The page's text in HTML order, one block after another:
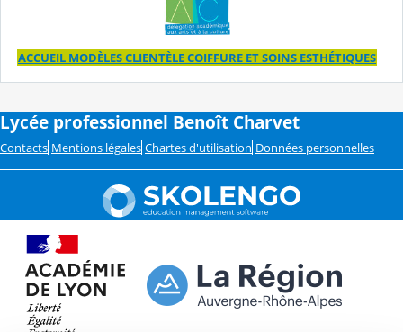
ACCUEIL MODÈLES CLIENTÈLE COIFFURE ET SOINS ESTHÉTIQUES
Lycée professionnel Benoît Charvet
Contacts Mentions légales Chartes d'utilisation Données personnelles